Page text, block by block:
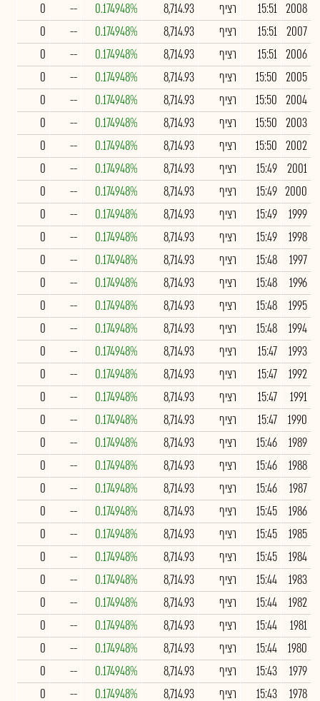
2008
15:51 רציף 8,714.93
0.174948%
--
0
2007
15:51 רציף 8,714.93
0.174948%
--
0
2006
15:51 רציף 8,714.93
0.174948%
--
0
2005
15:50 רציף 8,714.93
0.174948%
--
0
2004
15:50 רציף 8,714.93
0.174948%
--
0
2003
15:50 רציף 8,714.93
0.174948%
--
0
2002
15:50 רציף 8,714.93
0.174948%
--
0
2001
15:49 רציף 8,714.93
0.174948%
--
0
2000
15:49 רציף 8,714.93
0.174948%
--
0
1999
15:49 רציף 8,714.93
0.174948%
--
0
1998
15:49 רציף 8,714.93
0.174948%
--
0
1997
15:48 רציף 8,714.93
0.174948%
--
0
1996
15:48 רציף 8,714.93
0.174948%
--
0
1995
15:48 רציף 8,714.93
0.174948%
--
0
1994
15:48 רציף 8,714.93
0.174948%
--
0
1993
15:47 רציף 8,714.93
0.174948%
--
0
1992
15:47 רציף 8,714.93
0.174948%
--
0
1991
15:47 רציף 8,714.93
0.174948%
--
0
1990
15:47 רציף 8,714.93
0.174948%
--
0
1989
15:46 רציף 8,714.93
0.174948%
--
0
1988
15:46 רציף 8,714.93
0.174948%
--
0
1987
15:46 רציף 8,714.93
0.174948%
--
0
1986
15:45 רציף 8,714.93
0.174948%
--
0
1985
15:45 רציף 8,714.93
0.174948%
--
0
1984
15:45 רציף 8,714.93
0.174948%
--
0
1983
15:44 רציף 8,714.93
0.174948%
--
0
1982
15:44 רציף 8,714.93
0.174948%
--
0
1981
15:44 רציף 8,714.93
0.174948%
--
0
1980
15:44 רציף 8,714.93
0.174948%
--
0
1979
15:43 רציף 8,714.93
0.174948%
--
0
1978
15:43 רציף 8,714.93
0.174948%
--
0